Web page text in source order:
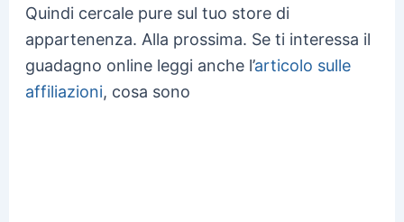
Quindi cercale pure sul tuo store di
appartenenza. Alla prossima. Se ti interessa il
guadagno online leggi anche l’articolo sulle
affiliazioni, cosa sono